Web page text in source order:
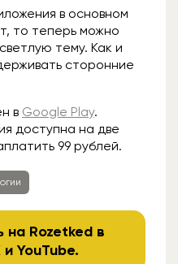
в основном
то теперь можно
тему. Как и
сторонние
в Google Play.
доступна на две
99 рублей.
на Rozetked в
иYouTube.